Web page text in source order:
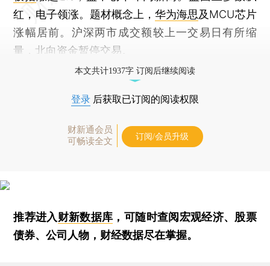
红，电子领涨。题材概念上，华为海思及MCU芯片
涨幅居前。沪深两市成交额较上一交易日有所缩
量，北向资金暂停交易。
本文共计1937字 订阅后继续阅读
登录 后获取已订阅的阅读权限
财新通会员
可畅读全文
订阅/会员升级
推荐进入财新数据库 ，可随时查阅宏观经济、股票
债券、公司人物，财经数据尽在掌握。